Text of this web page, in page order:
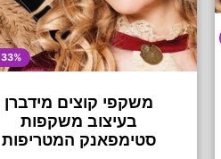
33% הנחה
משקפי קוצים מידברן
בעיצוב משקפות
סטימפאנק המטריפות